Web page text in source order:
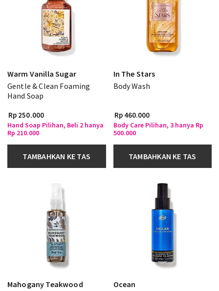
Warm Vanilla Sugar
Gentle & Clean Foaming
Hand Soap
Rp 250.000
Hand Soap Pilihan, Beli 2 hanya
Rp 210.000
TAMBAHKAN KE TAS
In The Stars
Body Wash
Rp 460.000
Body Care Pilihan, 3 hanya Rp
500.000
TAMBAHKAN KE TAS
Mahogany Teakwood
Ocean